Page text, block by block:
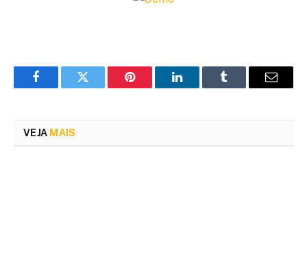
FacebookTwitter Pinterest LinkedInTumblr Email
VEJA MAIS